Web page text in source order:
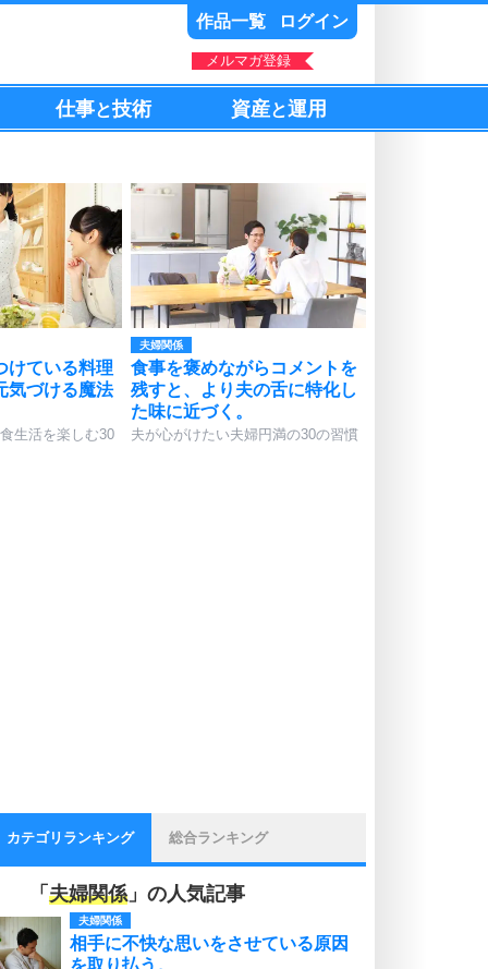
作品一覧 ログイン
メルマガ登録
仕事と技術 資産と運用
けている料理
気づける魔法
生活を楽しむ30
夫婦関係
食事を褒めながらコメントを
残すと、より夫の舌に特化し
た味に近づく。
夫が心がけたい夫婦円満の30の習慣
カテゴリランキング 総合ランキング
「 夫婦関係」の人気記事
夫婦関係
相手に不快な思いをさせている原因
を取り払う。